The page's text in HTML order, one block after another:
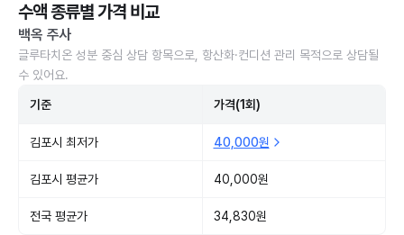
수액 종류별 가격 비교
백옥 주사
글루타치온 성분 중심 상담 항목으로, 항산화·컨디션 관리 목적으로 상담될
수 있어요.
기준 가격(1회)
김포시 최저가 40,000원
김포시 평균가 40,000원
전국 평균가 34,830원